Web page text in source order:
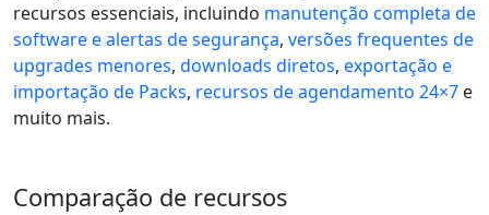
recursos essenciais, incluindo manutenção completa de
software e alertas de segurança, versões frequentes de
upgrades menores, downloads diretos, exportação e
importação de Packs, recursos de agendamento 24×7 e
muito mais.
Comparação de recursos